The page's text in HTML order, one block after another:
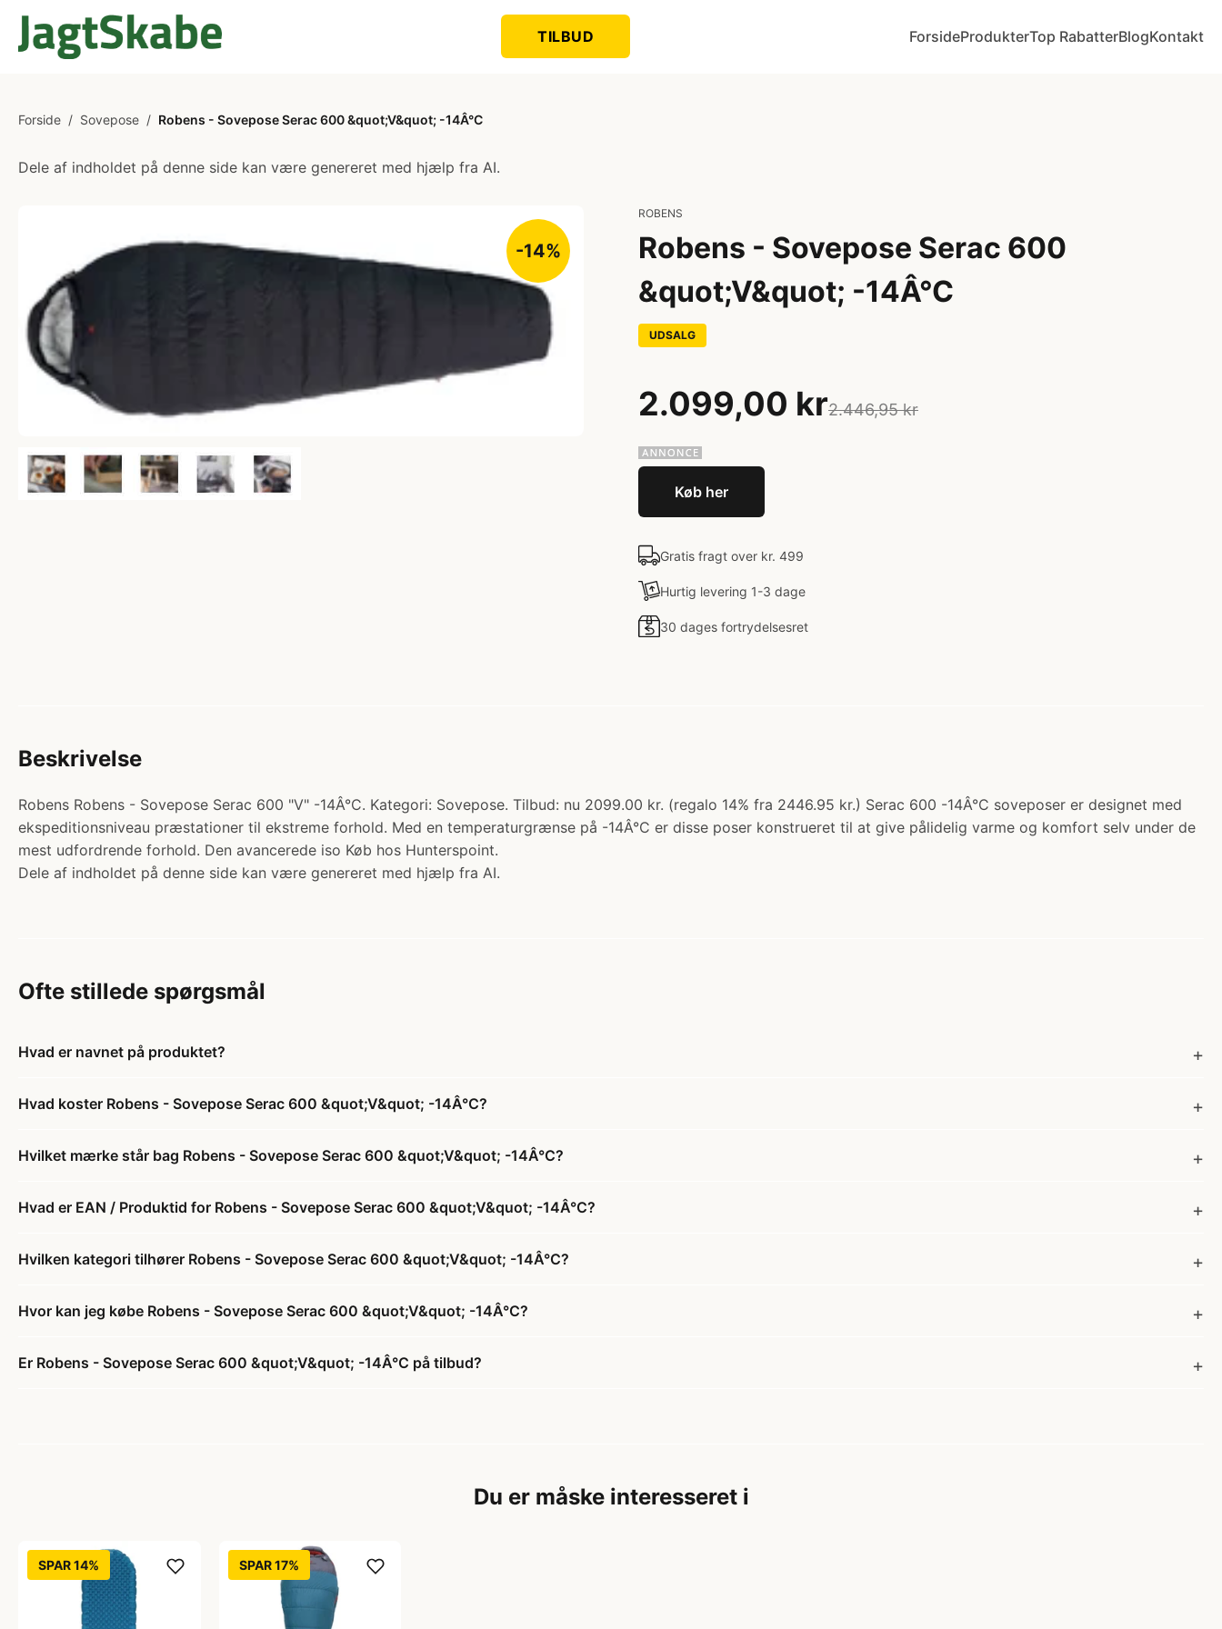
TILBUD ForsideProdukterTop RabatterBlogKontakt
Forside / Sovepose / Robens - Sovepose Serac 600 &quot;V&quot; -14Â°C
Dele af indholdet på denne side kan være genereret med hjælp fra AI.
-14%
ROBENS
Robens - Sovepose Serac 600
&quot;V&quot; -14Â°C
UDSALG
2.099,00 kr2.446,95 kr
Køb her
Gratis fragt over kr. 499
Hurtig levering 1-3 dage
30 dages fortrydelsesret
Beskrivelse
Robens Robens - Sovepose Serac 600 "V" -14Â°C. Kategori: Sovepose. Tilbud: nu 2099.00 kr. (regalo 14% fra 2446.95 kr.) Serac 600 -14Â°C soveposer er designet med
ekspeditionsniveau præstationer til ekstreme forhold. Med en temperaturgrænse på -14Â°C er disse poser konstrueret til at give pålidelig varme og komfort selv under de
mest udfordrende forhold. Den avancerede iso Køb hos Hunterspoint.
Dele af indholdet på denne side kan være genereret med hjælp fra AI.
Ofte stillede spørgsmål
Hvad er navnet på produktet?
Hvad koster Robens - Sovepose Serac 600 &quot;V&quot; -14Â°C?
Hvilket mærke står bag Robens - Sovepose Serac 600 &quot;V&quot; -14Â°C?
Hvad er EAN / Produktid for Robens - Sovepose Serac 600 &quot;V&quot; -14Â°C?
Hvilken kategori tilhører Robens - Sovepose Serac 600 &quot;V&quot; -14Â°C?
Hvor kan jeg købe Robens - Sovepose Serac 600 &quot;V&quot; -14Â°C?
Er Robens - Sovepose Serac 600 &quot;V&quot; -14Â°C på tilbud?
Du er måske interesseret i
SPAR 14% SPAR 17%